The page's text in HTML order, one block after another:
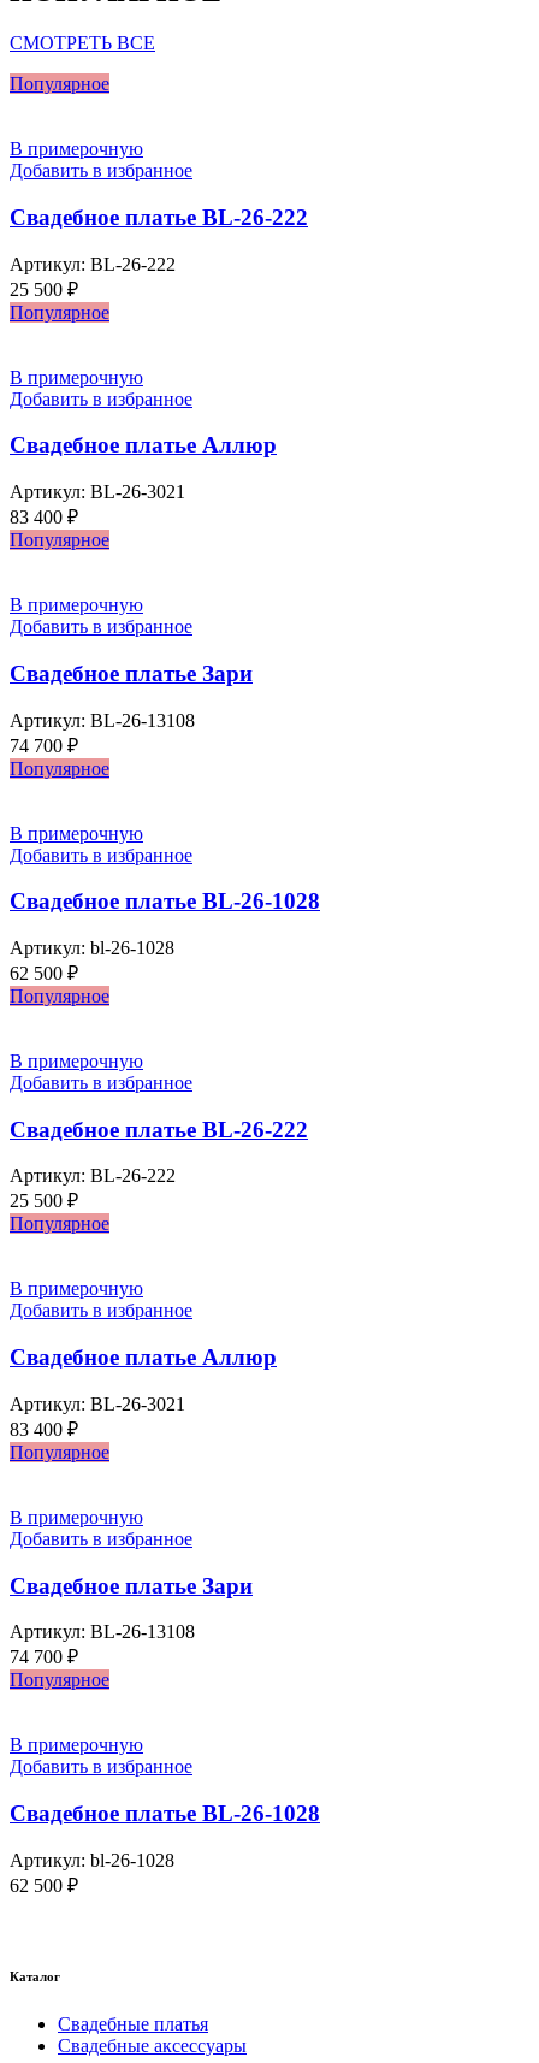
СМОТРЕТЬ ВСЕ
Популярное
В примерочную
Добавить в избранное
Свадебное платье BL-26-222
Артикул: BL-26-222
25 500 ₽
Популярное
В примерочную
Добавить в избранное
Свадебное платье Аллюр
Артикул: BL-26-3021
83 400 ₽
Популярное
В примерочную
Добавить в избранное
Свадебное платье Зари
Артикул: BL-26-13108
74 700 ₽
Популярное
В примерочную
Добавить в избранное
Свадебное платье BL-26-1028
Артикул: bl-26-1028
62 500 ₽
Популярное
В примерочную
Добавить в избранное
Свадебное платье BL-26-222
Артикул: BL-26-222
25 500 ₽
Популярное
В примерочную
Добавить в избранное
Свадебное платье Аллюр
Артикул: BL-26-3021
83 400 ₽
Популярное
В примерочную
Добавить в избранное
Свадебное платье Зари
Артикул: BL-26-13108
74 700 ₽
Популярное
В примерочную
Добавить в избранное
Свадебное платье BL-26-1028
Артикул: bl-26-1028
62 500 ₽
Каталог
Свадебные платья
Свадебные аксессуары